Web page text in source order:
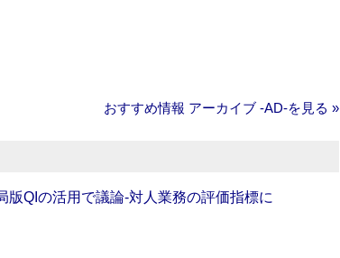
おすすめ情報 アーカイブ ‐AD‐を見る »
版QIの活用で議論‐対人業務の評価指標に